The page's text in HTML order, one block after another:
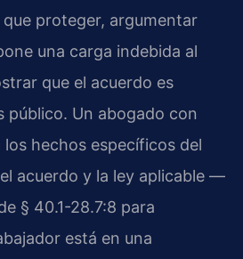
proteger, argumentar
una carga indebida al
que el acuerdo es
público. Un abogado con
los hechos específicos del
acuerdo y la ley aplicable —
§ 40.1-28.7:8 para
está en una